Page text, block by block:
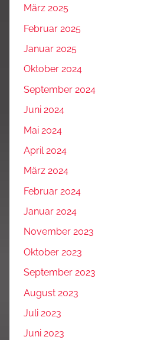
März 2025
Februar 2025
Januar 2025
Oktober 2024
September 2024
Juni 2024
Mai 2024
April 2024
März 2024
Februar 2024
Januar 2024
November 2023
Oktober 2023
September 2023
August 2023
Juli 2023
Juni 2023